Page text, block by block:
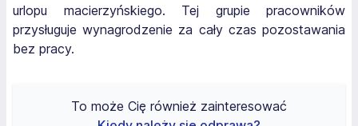
urlopu macierzyńskiego. Tej grupie pracowników
przysługuje wynagrodzenie za cały czas pozostawania
bez pracy.
To może Cię również zainteresować